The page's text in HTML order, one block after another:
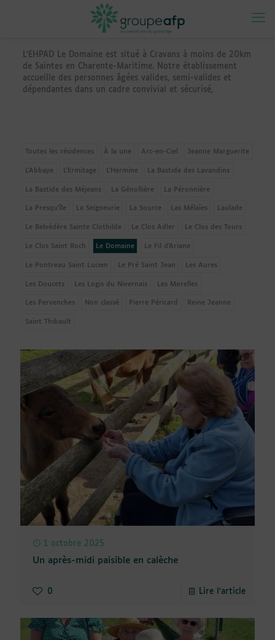
L’EHPAD Le Domaine est situé à Cravans à moins de 20km
de Saintes en Charente-Maritime. Notre établissement
accueille des personnes âgées valides, semi-valides et
dépendantes dans un cadre convivial et sécurisé,
Toutes les résidences À la une Arc-en-Ciel Jeanne Marguerite
L'Abbaye L'Ermitage L'Hermine La Bastide des Lavandins
La Bastide des Méjeans La Génollière La Péronnière
La Presqu'île La Seigneurie La Source Las Mélaïes Laulade
Le Belvédère Sainte Clothilde Le Clos Adler Le Clos des Tours
Le Clos Saint Roch Le Domaine Le Fil d’Ariane
Le Pontreau Saint Lucien Le Pré Saint Jean Les Aures
Les Doucets Les Logis du Nivernais Les Morelles
Les Pervenches Non classé Pierre Péricard Reine Jeanne
Saint Thibault
1 octobre 2025
Un après-midi paisible en calèche
0 Lire l'article